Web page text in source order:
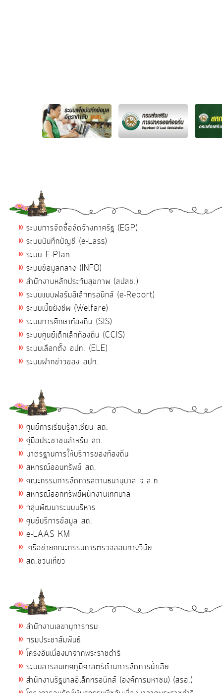
ระบบการจัดซื้อจัดจ้างภาครัฐ (EGP)
ระบบบันทึกบัญชี (e-Lass)
ระบบ E-Plan
ระบบข้อมูลกลาง (INFO)
สำนักงานหลักประกันสุขภาพ (สปสช.)
ระบบแบบฟอร์มอิเล็กทรอนิกส์ (e-Report)
ระบบเบี้ยยังชีพ (Welfare)
ระบบการศึกษาท้องถิ่น (SIS)
ระบบศูนย์เด็กเล็กท้องถิ่น (CCIS)
ระบบเลือกตั้ง อปท. (ELE)
ระบบฝากข่าวของ อปท.
ศูนย์การเรียนรู้อาเซียน สถ.
คู่มือประชาชนสำหรับ สถ.
มาตรฐานการให้บริการของท้องถิ่น
สหกรณ์ออมทรัพย์ สถ.
คณะกรรมการจัดการสถานธนานุบาล จ.ส.ท.
สหกรณ์ออกทรัพย์พนักงานเทศบาล
กลุ่มพัฒนาระบบบริหาร
ศูนย์บริการข้อมูล สถ.
e-LAAS KM
เครือข่ายคณะกรรมการตรวจสอบทางวินัย
สถ.ชวนเที่ยว
สำนักงานเลขานุการกรม
กรมประชาสัมพันธ์
โครงอันเนื่องมาจากพระราชดำริ
ระบบสารสนเทศภูมิศาสตร์ด้านการจัดการน้ำเสีย
สำนักงานรัฐบาลอิเล็กทรอนิกส์ (องค์การมหาชน) (สรอ.)